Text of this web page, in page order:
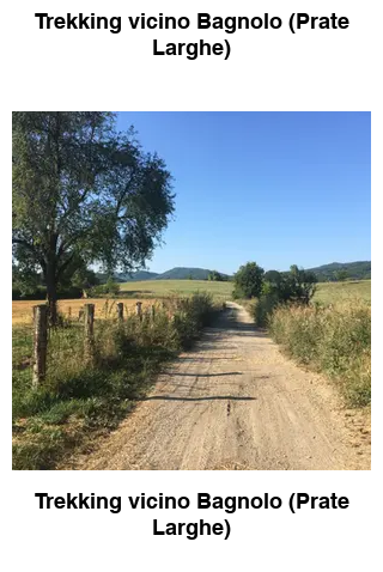
Trekking vicino Bagnolo (Prate
Larghe)
Trekking vicino Bagnolo (Prate
Larghe)